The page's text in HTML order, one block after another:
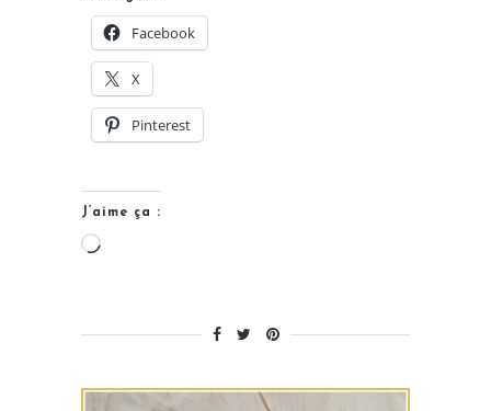
Facebook
X
Pinterest
J’aime ça :
Chargement…